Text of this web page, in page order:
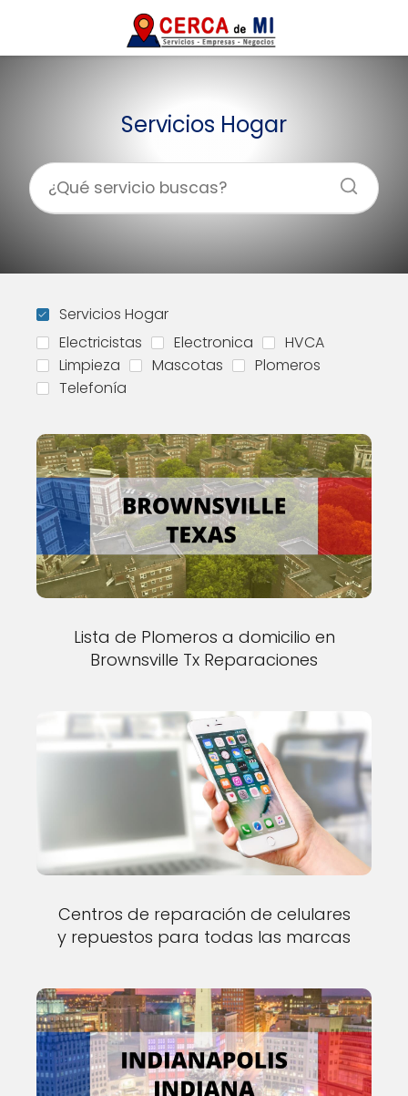
Servicios Hogar
Servicios Hogar
Electricistas
Electronica
HVCA
Limpieza
Mascotas
Plomeros
Telefonía
Lista de Plomeros a domicilio en
Brownsville Tx Reparaciones
Centros de reparación de celulares
y repuestos para todas las marcas